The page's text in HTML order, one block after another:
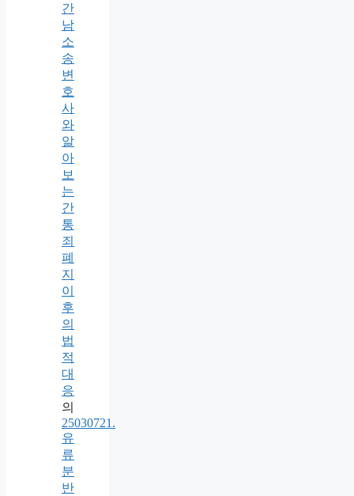
간
남
소
송
변
호
사
와
알
아
보
는
간
통
죄
폐
지
이
후
의
법
적
대
응
의
25030721.
유
류
분
반